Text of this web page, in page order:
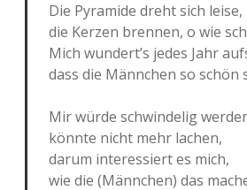
Die Pyra­mi­de dreht sich leise,
die Kerzen bren­nen, o wie
Mich wundert’s jedes Jahr
dass die Männ­chen so schön
Mir würde schwin­de­lig
könnte nicht mehr lachen,
darum inter­es­siert es mich,
wie die (Männ­chen) das